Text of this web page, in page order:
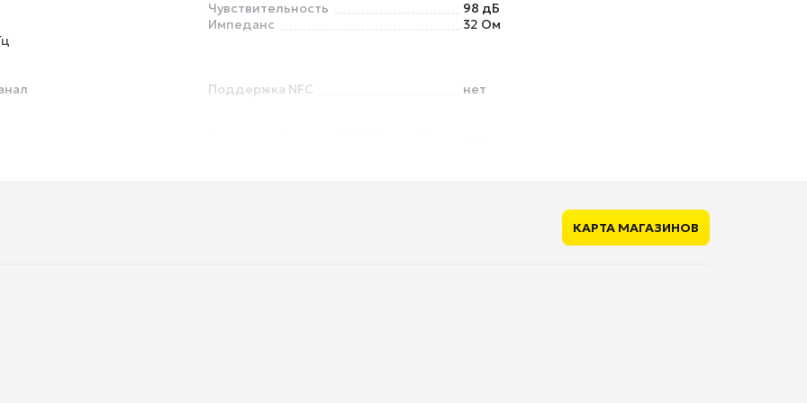
Чувствительность
98 дБ
Импеданс
32 Ом
Поддержка NFC
нет
КАРТА МАГАЗИНОВ